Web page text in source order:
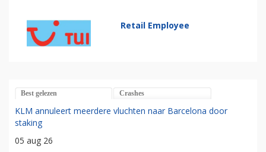
Retail Employee
Best gelezen Crashes
KLM annuleert meerdere vluchten naar Barcelona door
staking
05 aug 26